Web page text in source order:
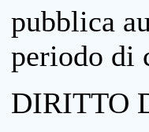
pubblica
periodo di
DIRITTO